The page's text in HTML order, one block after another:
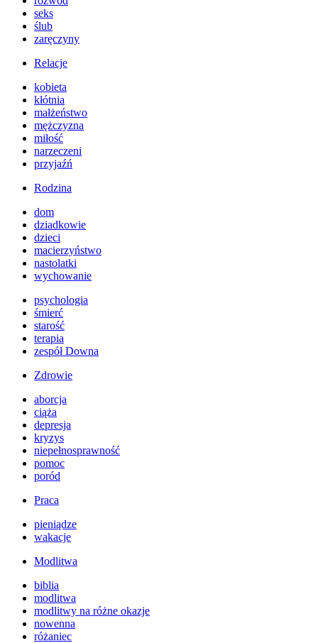
seks
ślub
zaręczyny
Relacje
kobieta
kłótnia
małżeństwo
mężczyzna
miłość
narzeczeni
przyjaźń
Rodzina
dom
dziadkowie
dzieci
macierzyństwo
nastolatki
wychowanie
psychologia
śmierć
starość
terapia
zespół Downa
Zdrowie
aborcja
ciąża
depresja
kryzys
niepełnosprawność
pomoc
poród
Praca
pieniądze
wakacje
Modlitwa
biblia
modlitwa
modlitwy na różne okazje
nowenna
różaniec